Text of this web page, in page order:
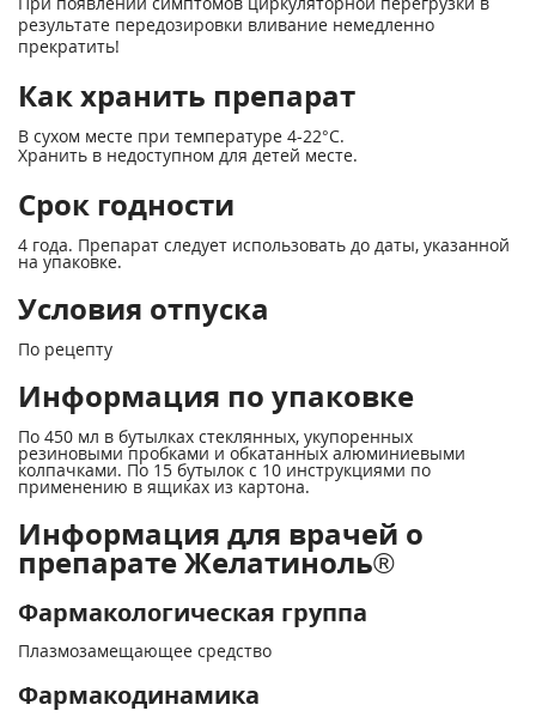
результате передозировки вливание немедленно
прекратить!
Как хранить препарат
В сухом месте при температуре 4-22°С.
Хранить в недоступном для детей месте.
Срок годности
4 года. Препарат следует использовать до даты, указанной
на упаковке.
Условия отпуска
По рецепту
Информация по упаковке
По 450 мл в бутылках стеклянных, укупоренных
резиновыми пробками и обкатанных алюминиевыми
колпачками. По 15 бутылок с 10 инструкциями по
применению в ящиках из картона.
Информация для врачей о
препарате Желатиноль®
Фармакологическая группа
Плазмозамещающее средство
Фармакодинамика